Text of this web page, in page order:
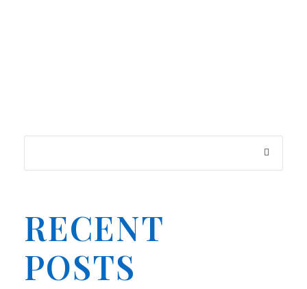
RECENT
POSTS